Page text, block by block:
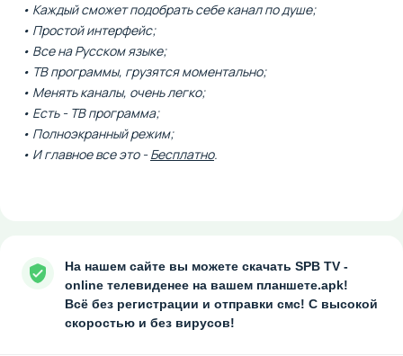
• Каждый сможет подобрать себе канал по душе;
• Простой интерфейс;
• Все на Русском языке;
• ТВ программы, грузятся моментально;
• Менять каналы, очень легко;
• Есть - ТВ программа;
• Полноэкранный режим;
• И главное все это -Бесплатно.
На нашем сайте вы можете скачать SPB TV -
online телевиденее на вашем планшете.apk!
Всё без регистрации и отправки смс! С высокой
скоростью и без вирусов!